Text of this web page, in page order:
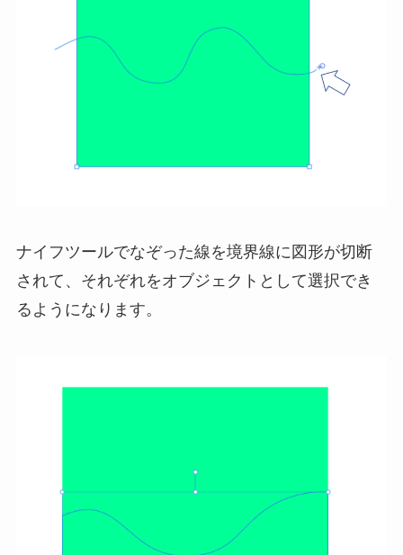
ナイフツールでなぞった線を境界線に図形が切断
されて、それぞれをオブジェクトとして選択でき
るようになります。